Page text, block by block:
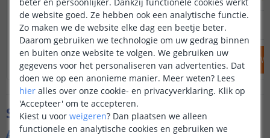
OP VOORRAAD 38 85 34,95
IN WINKELWAGEN
OP VOORRAAD
IN
Specificaties
Algemene kenmerken
de website goed. Ze hebben ook een analytische functie.
Zo maken we de website elke dag een beetje beter.
Daarom gebruiken we technologie om uw gedrag binnen
en buiten onze website te volgen. We gebruiken uw
gegevens voor het personaliseren van advertenties. Dat
doen we op een anonieme manier. Meer weten? Lees
hier alles over onze cookie- en privacyverklaring. Klik op
'Accepteer' om te accepteren.
Kiest u voor weigeren? Dan plaatsen we alleen
functionele en analytische cookies en gebruiken we